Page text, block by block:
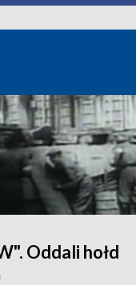
Oddali hołd